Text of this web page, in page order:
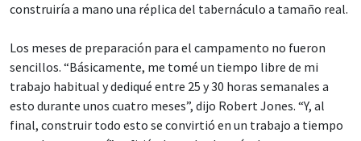
construiría a mano una réplica del tabernáculo a tamaño real.
Los meses de preparación para el campamento no fueron
sencillos. “Básicamente, me tomé un tiempo libre de mi
trabajo habitual y dediqué entre 25 y 30 horas semanales a
esto durante unos cuatro meses”, dijo Robert Jones. “Y, al
final, construir todo esto se convirtió en un trabajo a tiempo